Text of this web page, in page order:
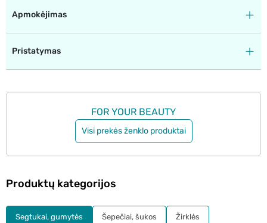
Apmokėjimas
Pristatymas
FOR YOUR BEAUTY
Visi prekės ženklo produktai
Produktų kategorijos
Segtukai, gumytės Šepečiai, šukos Žirklės